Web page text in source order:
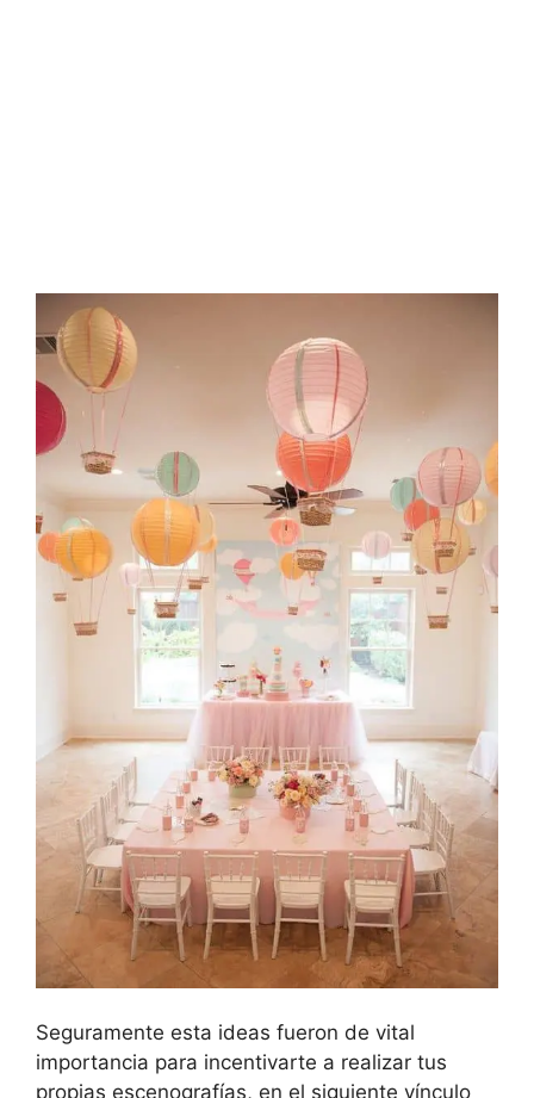
Seguramente esta ideas fueron de vital
importancia para incentivarte a realizar tus
propias escenografías, en el siguiente vínculo